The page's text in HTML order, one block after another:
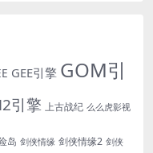
GEE引擎 GOM引
引擎 上古战纪 么么虎影视
岛 剑侠情缘 剑侠情缘2 剑侠